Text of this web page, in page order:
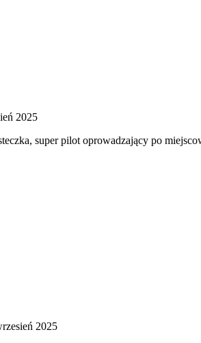
2025
super pilot oprowadzający po
2025